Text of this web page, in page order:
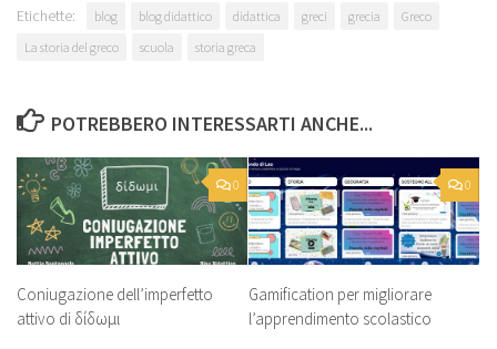
Etichette: blog blog didattico didattica greci grecia
Greco
La storia del greco
scuola storia greca
POTREBBERO INTERESSARTI ANCHE...
0
Coniugazione dell’imperfetto
attivo di δίδωμι
0
Gamification per migliorare
l’apprendimento scolastico